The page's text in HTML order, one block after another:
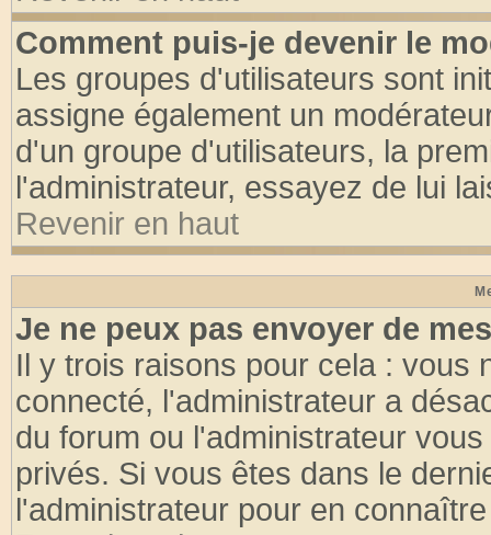
Comment puis-je devenir le
Les groupes d'utilisateurs sont
assigne également un
d'un groupe d'utilisateurs, la
l'administrateur, essayez de lui
Revenir en haut
Je ne peux pas envoyer de
Il y trois raisons pour cela : vous
connecté, l'administrateur a
du forum ou l'administrateur
privés. Si vous êtes dans le
l'administrateur pour en